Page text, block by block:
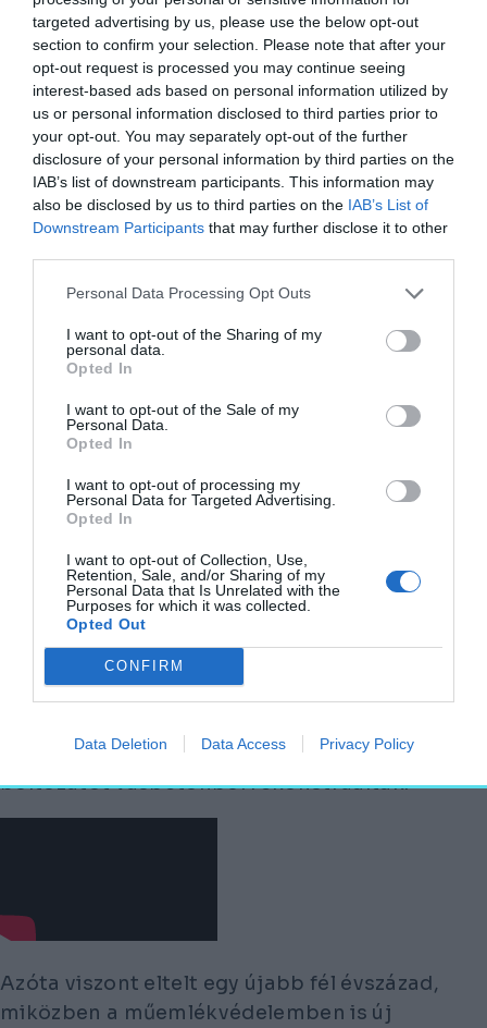
targeted advertising by us, please use the below opt-out
section to confirm your selection. Please note that after your
opt-out request is processed you may continue seeing
interest-based ads based on personal information utilized by
us or personal information disclosed to third parties prior to
your opt-out. You may separately opt-out of the further
disclosure of your personal information by third parties on the
IAB’s list of downstream participants. This information may
also be disclosed by us to third parties on the IAB’s List of
Downstream Participants that may further disclose it to other
Personal Data Processing Opt Outs
I want to opt-out of the Sharing of my
personal data.
Opted In
I want to opt-out of the Sale of my
Personal Data.
Opted In
I want to opt-out of processing my
Personal Data for Targeted Advertising.
Opted In
I want to opt-out of Collection, Use,
Retention, Sale, and/or Sharing of my
Personal Data that Is Unrelated with the
Purposes for which it was collected.
Opted Out
CONFIRM
Data Deletion Data Access Privacy Policy
században is a városlakók, a látogatók és az
Erdélyről ábrándozó magyarok ismerhetnek.
Van is miért jelképnek tekinteni a
templomot:
ITT VÁLASZTOTTÁK ERDÉLY FEJEDELMÉVÉ
BÁTHORY GÁBORT ÉS BETHLEN GÁBORT,
ITT ÁLLT BOCSKAI ISTVÁN FEJEDELEM
RAVATALA IS;
a régi időkben számos országgyűlést is
tartottak falai között; 1939-ben pedig itt
szentelték püspökké Márton Áront, a
A felállványozott templom 1958-ban.
Fontos tény, hogy a templom 1956 és 1964
finanszírozott, átfogó restauráláson, ennek
során figyelembe vették Lux Kálmán és Rados
Jenő elképzeléseit, Rátz Mihály, Moll Elemér
és Debreczeni László terveit. Az ötvenes
sérült barokk boltozatát, az eredeti gótikus
boltozatot vasbetonból rekonstruálták.
Azóta viszont eltelt egy újabb fél évszázad,
miközben a műemlékvédelemben is új